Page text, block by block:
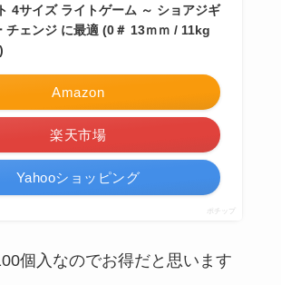
4サイズ ライトゲーム ～ ショアジギ
チェンジ に最適 (0＃ 13ｍｍ / 11kg
Amazon
楽天市場
Yahooショッピング
ポチップ
個入なのでお得だと思います